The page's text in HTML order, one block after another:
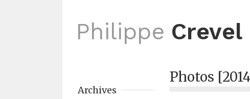
Philippe Crevel
Archives
Photos